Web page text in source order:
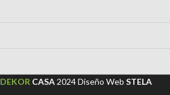
DEKOR CASA 2024Diseño Web STELA